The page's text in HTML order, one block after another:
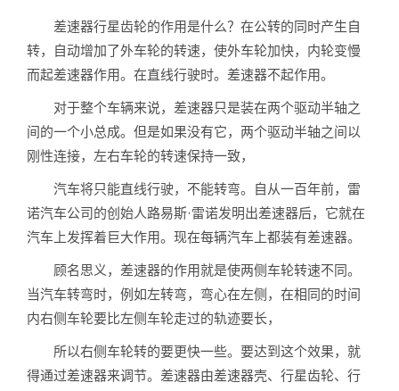
差速器行星齿轮的作用是什么？在公转的同时产生自
转，自动增加了外车轮的转速，使外车轮加快，内轮变慢
而起差速器作用。在直线行驶时。差速器不起作用。
对于整个车辆来说，差速器只是装在两个驱动半轴之
间的一个小总成。但是如果没有它，两个驱动半轴之间以
刚性连接，左右车轮的转速保持一致，
汽车将只能直线行驶，不能转弯。自从一百年前，雷
诺汽车公司的创始人路易斯·雷诺发明出差速器后，它就在
汽车上发挥着巨大作用。现在每辆汽车上都装有差速器。
顾名思义，差速器的作用就是使两侧车轮转速不同。
当汽车转弯时，例如左转弯，弯心在左侧，在相同的时间
内右侧车轮要比左侧车轮走过的轨迹要长，
所以右侧车轮转的要更快一些。要达到这个效果，就
得通过差速器来调节。差速器由差速器壳、行星齿轮、行